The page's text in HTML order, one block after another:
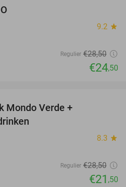
9.2 star
Regulier €28,50
€24,50
Mondo Verde +
8.3 star
Regulier €28,50
€21 ,50